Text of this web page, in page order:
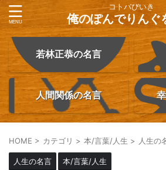
コトバびいき
俺のぽんでりんぐ
若林正恭の名言
人間関係の名言
HOME > カテゴリ > 本/言葉/人生 > 人生の
人生の名言 本/言葉/人生